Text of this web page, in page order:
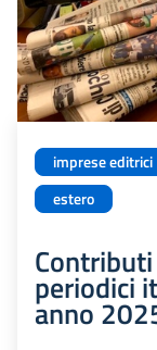
imprese editrici
estero
periodici
anno